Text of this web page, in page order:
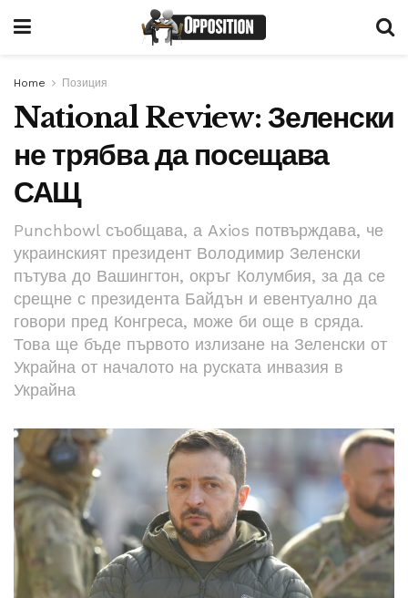
Home Позиция
National Review: Зеленски
не трябва да посещава
САЩ
Punchbowl съобщава, а Axios потвърждава, че
украинският президент Володимир Зеленски
пътува до Вашингтон, окръг Колумбия, за да се
срещне с президента Байдън и евентуално да
говори пред Конгреса, може би още в сряда.
Това ще бъде първото излизане на Зеленски от
Украйна от началото на руската инвазия в
Украйна